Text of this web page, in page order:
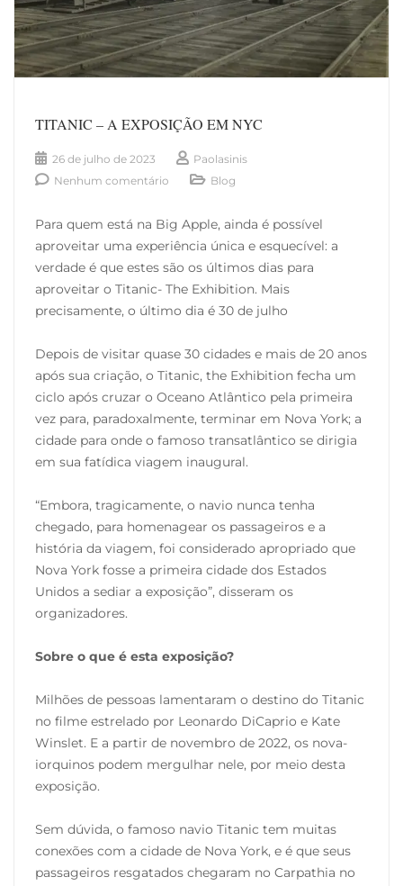
TITANIC – A EXPOSIÇÃO EM NYC
26 de julho de 2023
Paolasinis
Nenhum comentário
Blog
Para quem está na Big Apple, ainda é possível
aproveitar uma experiência única e esquecível: a
verdade é que estes são os últimos dias para
aproveitar o Titanic- The Exhibition. Mais
precisamente, o último dia é 30 de julho
Depois de visitar quase 30 cidades e mais de 20 anos
após sua criação, o Titanic, the Exhibition fecha um
ciclo após cruzar o Oceano Atlântico pela primeira
vez para, paradoxalmente, terminar em Nova York; a
cidade para onde o famoso transatlântico se dirigia
em sua fatídica viagem inaugural.
“Embora, tragicamente, o navio nunca tenha
chegado, para homenagear os passageiros e a
história da viagem, foi considerado apropriado que
Nova York fosse a primeira cidade dos Estados
Unidos a sediar a exposição”, disseram os
organizadores.
Sobre o que é esta exposição?
Milhões de pessoas lamentaram o destino do Titanic
no filme estrelado por Leonardo DiCaprio e Kate
Winslet. E a partir de novembro de 2022, os nova-
iorquinos podem mergulhar nele, por meio desta
exposição.
Sem dúvida, o famoso navio Titanic tem muitas
conexões com a cidade de Nova York, e é que seus
passageiros resgatados chegaram no Carpathia no